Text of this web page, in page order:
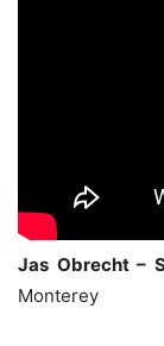
Jas Obrecht –
Monterey